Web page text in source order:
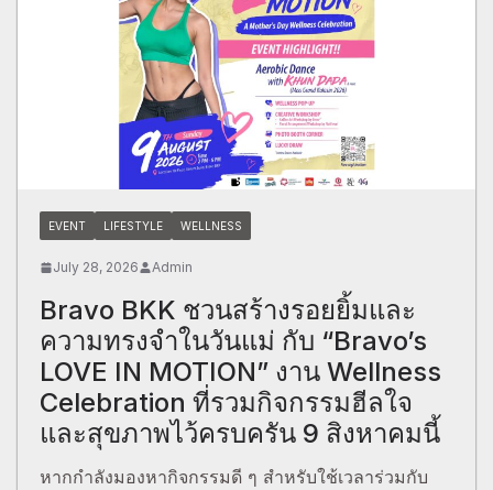
EVENT LIFESTYLE WELLNESS
July 28, 2026 Admin
Bravo BKK ชวนสร้างรอยยิ้มและ
ความทรงจำในวันแม่ กับ “Bravo’s
LOVE IN MOTION” งาน Wellness
Celebration ที่รวมกิจกรรมฮีลใจ
และสุขภาพไว้ครบครัน 9 สิงหาคมนี้
หากกำลังมองหากิจกรรมดี ๆ สำหรับใช้เวลาร่วมกับ